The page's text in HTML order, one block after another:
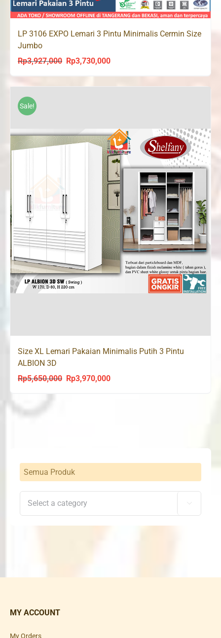
LP 3106 EXPO Lemari 3 Pintu Minimalis Cermin Size
Jumbo
Rp3,927,000
Original
was:
Rp3,730,000Current
is:
Sale!
Size XL Lemari Pakaian Minimalis Putih 3 Pintu
ALBION 3D
Rp5,650,000
Original
Rp3,970,000Current
Semua Produk

MY ACCOUNT
My Orders